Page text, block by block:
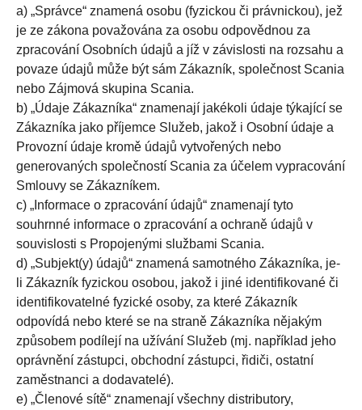
a) „Správce“ znamená osobu (fyzickou či právnickou), jež
je ze zákona považována za osobu odpovědnou za
zpracování Osobních údajů a jíž v závislosti na rozsahu a
povaze údajů může být sám Zákazník, společnost Scania
nebo Zájmová skupina Scania.
b) „Údaje Zákazníka“ znamenají jakékoli údaje týkající se
Zákazníka jako příjemce Služeb, jakož i Osobní údaje a
Provozní údaje kromě údajů vytvořených nebo
generovaných společností Scania za účelem vypracování
Smlouvy se Zákazníkem.
c) „Informace o zpracování údajů“ znamenají tyto
souhrnné informace o zpracování a ochraně údajů v
souvislosti s Propojenými službami Scania.
d) „Subjekt(y) údajů“ znamená samotného Zákazníka, je-
li Zákazník fyzickou osobou, jakož i jiné identifikované či
identifikovatelné fyzické osoby, za které Zákazník
odpovídá nebo které se na straně Zákazníka nějakým
způsobem podílejí na užívání Služeb (mj. například jeho
oprávnění zástupci, obchodní zástupci, řidiči, ostatní
zaměstnanci a dodavatelé).
e) „Členové sítě“ znamenají všechny distributory,